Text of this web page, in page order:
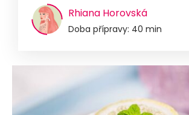
Rhiana Horovská
Doba přípravy: 40 min